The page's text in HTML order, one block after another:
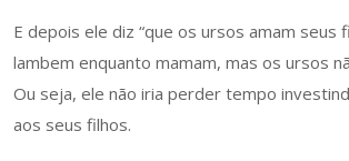
E depois ele diz “que os ursos amam seus
lambem enquanto mamam, mas os ursos
Ou seja, ele não iria perder tempo
aos seus filhos.